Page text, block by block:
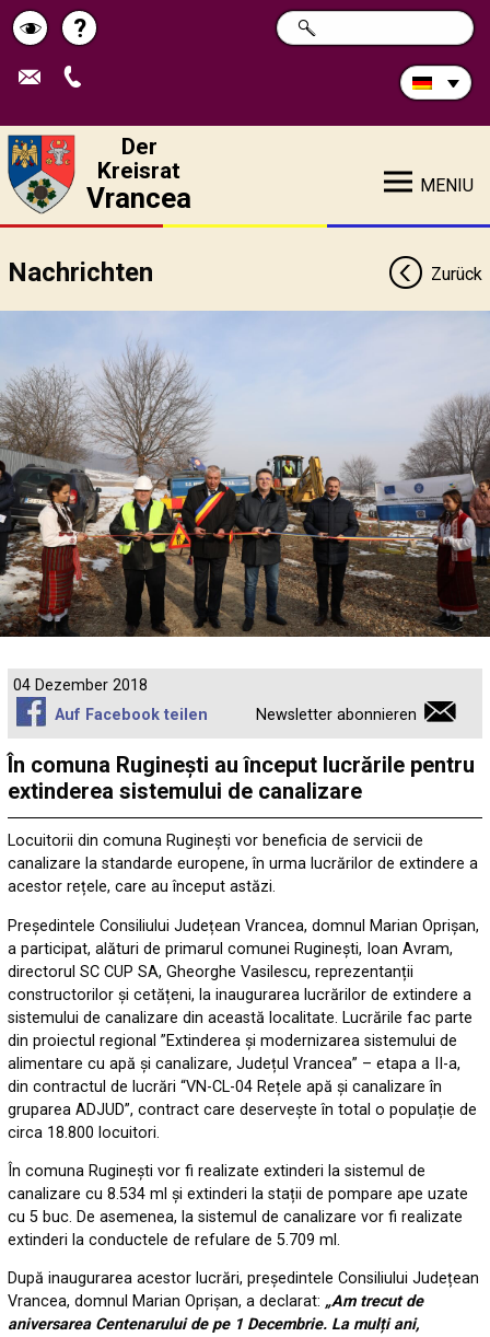
Schimbă
contrastul
Pagina
de
?
Durchsuchen
Sie
SUCHE
Der
Kreisrat
Vrancea MENIU
Nachrichten Zurück
04 Dezember 2018
Auf Facebook teilen
Newsletter abonnieren
În comuna Ruginești au început lucrările pentru
extinderea sistemului de canalizare
Locuitorii din comuna Ruginești vor beneficia de servicii de
canalizare la standarde europene, în urma lucrărilor de extindere a
acestor rețele, care au început astăzi.
Președintele Consiliului Județean Vrancea, domnul Marian Oprișan,
a participat, alături de primarul comunei Ruginești, Ioan Avram,
directorul SC CUP SA, Gheorghe Vasilescu, reprezentanții
constructorilor și cetățeni, la inaugurarea lucrărilor de extindere a
sistemului de canalizare din această localitate. Lucrările fac parte
din proiectul regional ”Extinderea și modernizarea sistemului de
alimentare cu apă și canalizare, Județul Vrancea” – etapa a II-a,
din contractul de lucrări “VN-CL-04 Rețele apă și canalizare în
gruparea ADJUD”, contract care deservește în total o populație de
circa 18.800 locuitori.
În comuna Ruginești vor fi realizate extinderi la sistemul de
canalizare cu 8.534 ml și extinderi la stații de pompare ape uzate
cu 5 buc. De asemenea, la sistemul de canalizare vor fi realizate
extinderi la conductele de refulare de 5.709 ml.
După inaugurarea acestor lucrări, președintele Consiliului Județean
Vrancea, domnul Marian Oprișan, a declarat:„Am trecut de
aniversarea Centenarului de pe 1 Decembrie. La mulți ani,